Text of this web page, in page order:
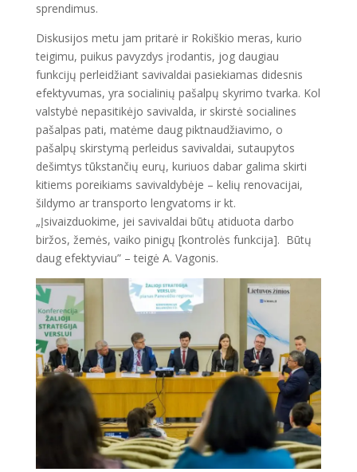
sprendimus.
Diskusijos metu jam pritarė ir Rokiškio meras, kurio
teigimu, puikus pavyzdys įrodantis, jog daugiau
funkcijų perleidžiant savivaldai pasiekiamas didesnis
efektyvumas, yra socialinių pašalpų skyrimo tvarka. Kol
valstybė nepasitikėjo savivalda, ir skirstė socialines
pašalpas pati, matėme daug piktnaudžiavimo, o
pašalpų skirstymą perleidus savivaldai, sutaupytos
dešimtys tūkstančių eurų, kuriuos dabar galima skirti
kitiems poreikiams savivaldybėje – kelių renovacijai,
šildymo ar transporto lengvatoms ir kt.
„Įsivaizduokime, jei savivaldai būtų atiduota darbo
biržos, žemės, vaiko pinigų [kontrolės funkcija]. Būtų
daug efektyviau” – teigė A. Vagonis.